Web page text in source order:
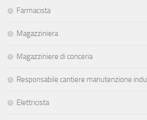
Farmacista
Magazziniera
Magazziniere di conceria
Responsabile cantiere manutenzione
Elettricista